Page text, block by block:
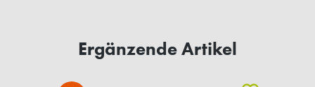
Ergänzende Artikel